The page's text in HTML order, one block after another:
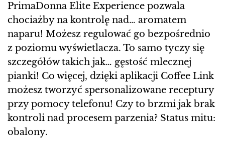
PrimaDonna Elite Experience pozwala
chociażby na kontrolę nad… aromatem
naparu! Możesz regulować go bezpośrednio
z poziomu wyświetlacza. To samo tyczy się
szczegółów takich jak… gęstość mlecznej
pianki! Co więcej, dzięki aplikacji Coffee Link
możesz tworzyć spersonalizowane receptury
przy pomocy telefonu! Czy to brzmi jak brak
kontroli nad procesem parzenia? Status mitu:
obalony.